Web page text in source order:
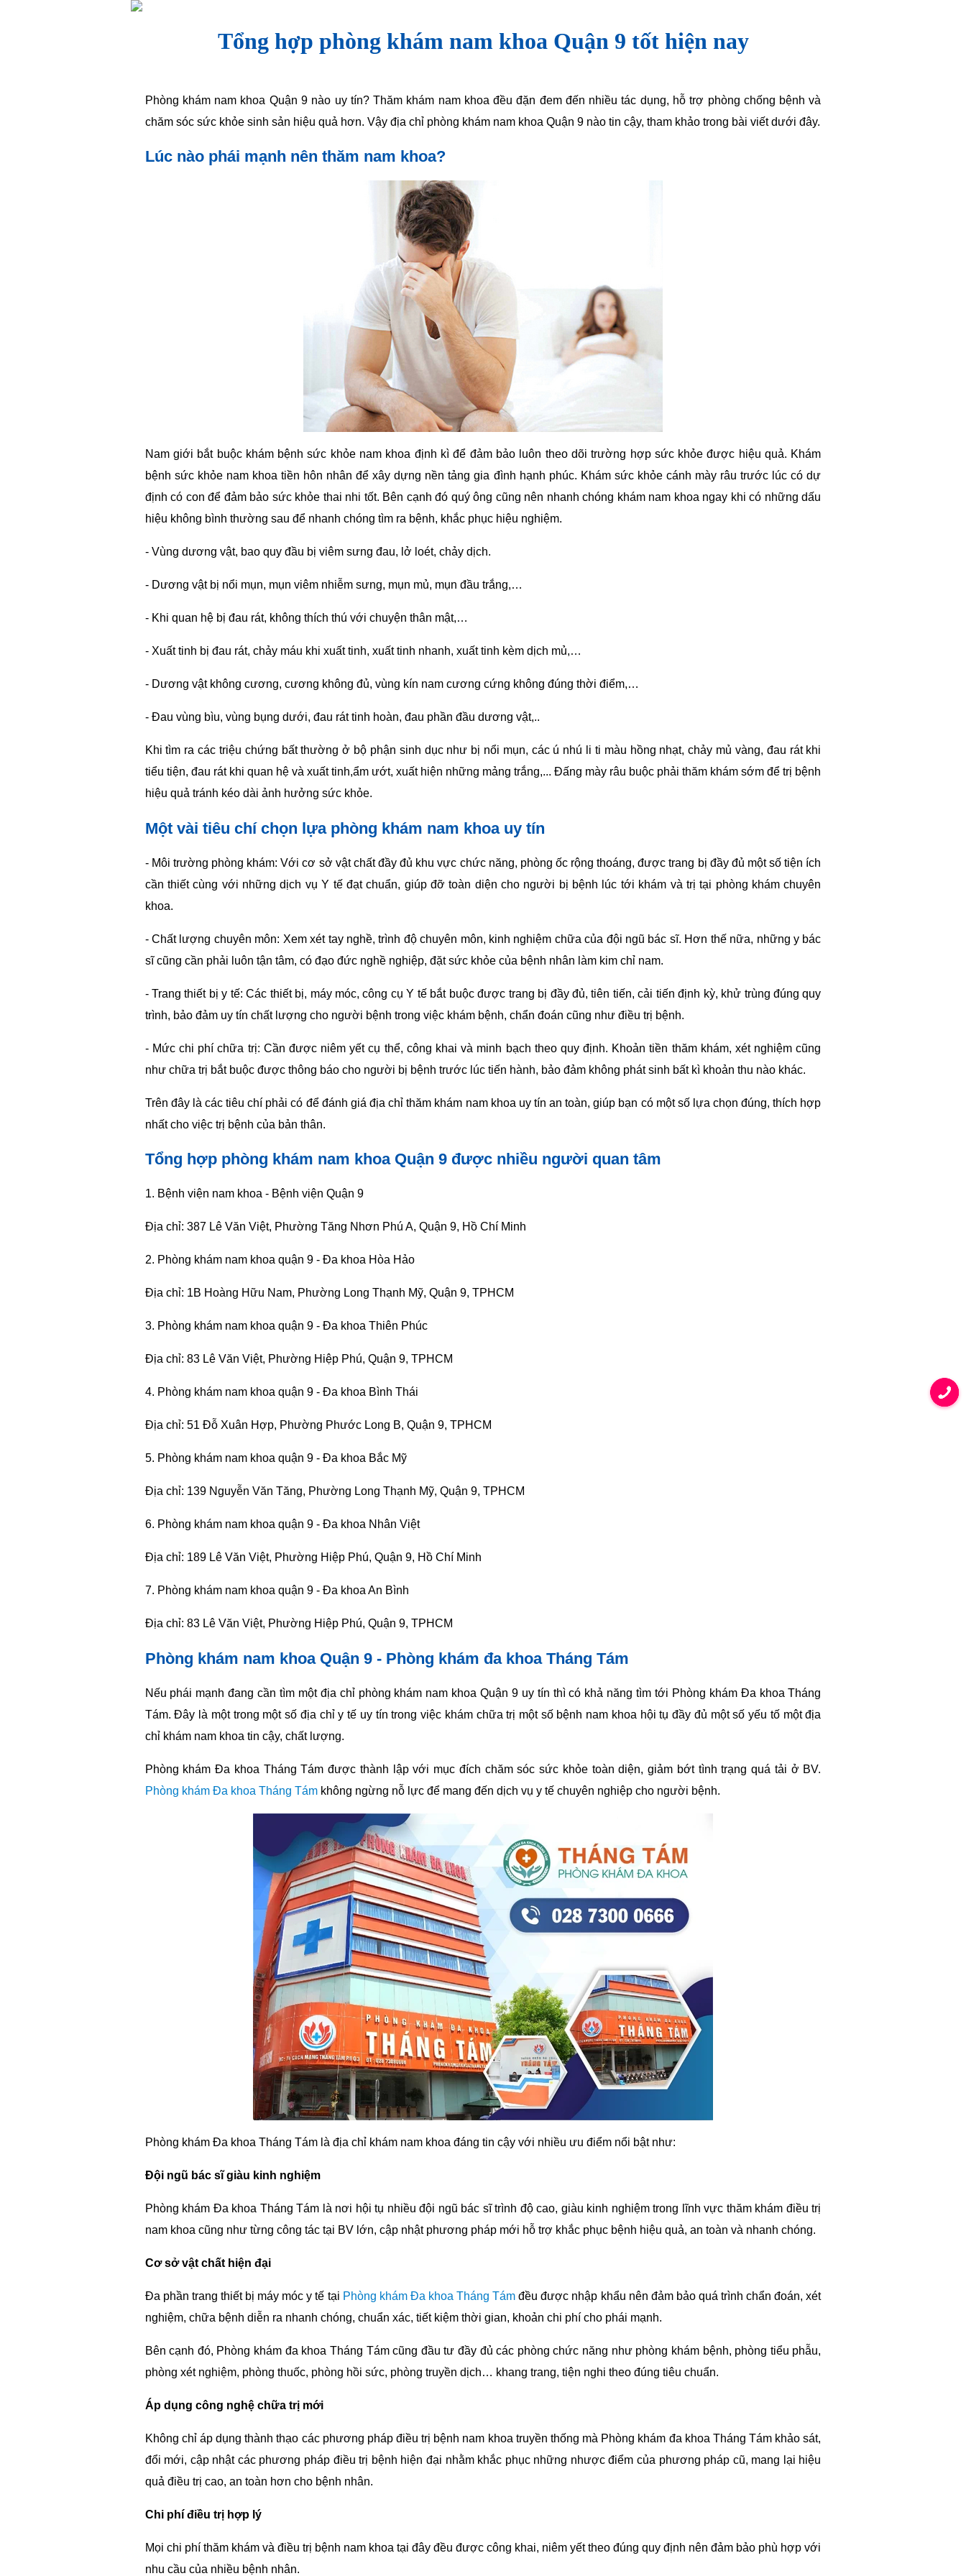
Tổng hợp phòng khám nam khoa Quận 9 tốt hiện nay
Phòng khám nam khoa Quận 9 nào uy tín? Thăm khám nam khoa đều đặn đem đến nhiều tác dụng, hỗ trợ phòng chống bệnh và
chăm sóc sức khỏe sinh sản hiệu quả hơn. Vậy địa chỉ phòng khám nam khoa Quận 9 nào tin cậy, tham khảo trong bài viết dưới đây.
Lúc nào phái mạnh nên thăm nam khoa?
Nam giới bắt buộc khám bệnh sức khỏe nam khoa định kì để đảm bảo luôn theo dõi trường hợp sức khỏe được hiệu quả. Khám
bệnh sức khỏe nam khoa tiền hôn nhân để xây dựng nền tảng gia đình hạnh phúc. Khám sức khỏe cánh mày râu trước lúc có dự
định có con để đảm bảo sức khỏe thai nhi tốt. Bên cạnh đó quý ông cũng nên nhanh chóng khám nam khoa ngay khi có những dấu
hiệu không bình thường sau để nhanh chóng tìm ra bệnh, khắc phục hiệu nghiệm.
- Vùng dương vật, bao quy đầu bị viêm sưng đau, lở loét, chảy dịch.
- Dương vật bị nổi mụn, mụn viêm nhiễm sưng, mụn mủ, mụn đầu trắng,…
- Khi quan hệ bị đau rát, không thích thú với chuyện thân mật,…
- Xuất tinh bị đau rát, chảy máu khi xuất tinh, xuất tinh nhanh, xuất tinh kèm dịch mủ,…
- Dương vật không cương, cương không đủ, vùng kín nam cương cứng không đúng thời điểm,…
- Đau vùng bìu, vùng bụng dưới, đau rát tinh hoàn, đau phần đầu dương vật,..
Khi tìm ra các triệu chứng bất thường ở bộ phận sinh dục như bị nổi mụn, các ú nhú li ti màu hồng nhạt, chảy mủ vàng, đau rát khi
tiểu tiện, đau rát khi quan hệ và xuất tinh,ẩm ướt, xuất hiện những mảng trắng,... Đấng mày râu buộc phải thăm khám sớm để trị bệnh
hiệu quả tránh kéo dài ảnh hưởng sức khỏe.
Một vài tiêu chí chọn lựa phòng khám nam khoa uy tín
- Môi trường phòng khám: Với cơ sở vật chất đầy đủ khu vực chức năng, phòng ốc rộng thoáng, được trang bị đầy đủ một số tiện ích
cần thiết cùng với những dịch vụ Y tế đạt chuẩn, giúp đỡ toàn diện cho người bị bệnh lúc tới khám và trị tại phòng khám chuyên
khoa.
- Chất lượng chuyên môn: Xem xét tay nghề, trình độ chuyên môn, kinh nghiệm chữa của đội ngũ bác sĩ. Hơn thế nữa, những y bác
sĩ cũng cần phải luôn tận tâm, có đạo đức nghề nghiệp, đặt sức khỏe của bệnh nhân làm kim chỉ nam.
- Trang thiết bị y tế: Các thiết bị, máy móc, công cụ Y tế bắt buộc được trang bị đầy đủ, tiên tiến, cải tiến định kỳ, khử trùng đúng quy
trình, bảo đảm uy tín chất lượng cho người bệnh trong việc khám bệnh, chẩn đoán cũng như điều trị bệnh.
- Mức chi phí chữa trị: Cần được niêm yết cụ thể, công khai và minh bạch theo quy định. Khoản tiền thăm khám, xét nghiệm cũng
như chữa trị bắt buộc được thông báo cho người bị bệnh trước lúc tiến hành, bảo đảm không phát sinh bất kì khoản thu nào khác.
Trên đây là các tiêu chí phải có để đánh giá địa chỉ thăm khám nam khoa uy tín an toàn, giúp bạn có một số lựa chọn đúng, thích hợp
nhất cho việc trị bệnh của bản thân.
Tổng hợp phòng khám nam khoa Quận 9 được nhiều người quan tâm
1. Bệnh viện nam khoa - Bệnh viện Quận 9
Địa chỉ: 387 Lê Văn Việt, Phường Tăng Nhơn Phú A, Quận 9, Hồ Chí Minh
2. Phòng khám nam khoa quận 9 - Đa khoa Hòa Hảo
Địa chỉ: 1B Hoàng Hữu Nam, Phường Long Thạnh Mỹ, Quận 9, TPHCM
3. Phòng khám nam khoa quận 9 - Đa khoa Thiên Phúc
Địa chỉ: 83 Lê Văn Việt, Phường Hiệp Phú, Quận 9, TPHCM
4. Phòng khám nam khoa quận 9 - Đa khoa Bình Thái
Địa chỉ: 51 Đỗ Xuân Hợp, Phường Phước Long B, Quận 9, TPHCM
5. Phòng khám nam khoa quận 9 - Đa khoa Bắc Mỹ
Địa chỉ: 139 Nguyễn Văn Tăng, Phường Long Thạnh Mỹ, Quận 9, TPHCM
6. Phòng khám nam khoa quận 9 - Đa khoa Nhân Việt
Địa chỉ: 189 Lê Văn Việt, Phường Hiệp Phú, Quận 9, Hồ Chí Minh
7. Phòng khám nam khoa quận 9 - Đa khoa An Bình
Địa chỉ: 83 Lê Văn Việt, Phường Hiệp Phú, Quận 9, TPHCM
Phòng khám nam khoa Quận 9 - Phòng khám đa khoa Tháng Tám
Nếu phái mạnh đang cần tìm một địa chỉ phòng khám nam khoa Quận 9 uy tín thì có khả năng tìm tới Phòng khám Đa khoa Tháng
Tám. Đây là một trong một số địa chỉ y tế uy tín trong việc khám chữa trị một số bệnh nam khoa hội tụ đầy đủ một số yếu tố một địa
chỉ khám nam khoa tin cậy, chất lượng.
Phòng khám Đa khoa Tháng Tám được thành lập với mục đích chăm sóc sức khỏe toàn diện, giảm bớt tình trạng quá tải ở BV.
Phòng khám Đa khoa Tháng Támkhông ngừng nỗ lực để mang đến dịch vụ y tế chuyên nghiệp cho người bệnh.
Phòng khám Đa khoa Tháng Tám là địa chỉ khám nam khoa đáng tin cậy với nhiều ưu điểm nổi bật như:
Đội ngũ bác sĩ giàu kinh nghiệm
Phòng khám Đa khoa Tháng Tám là nơi hội tụ nhiều đội ngũ bác sĩ trình độ cao, giàu kinh nghiệm trong lĩnh vực thăm khám điều trị
nam khoa cũng như từng công tác tại BV lớn, cập nhật phương pháp mới hỗ trợ khắc phục bệnh hiệu quả, an toàn và nhanh chóng.
Cơ sở vật chất hiện đại
Đa phần trang thiết bị máy móc y tế tại Phòng khám Đa khoa Tháng Tám đều được nhập khẩu nên đảm bảo quá trình chẩn đoán, xét
nghiệm, chữa bệnh diễn ra nhanh chóng, chuẩn xác, tiết kiệm thời gian, khoản chi phí cho phái mạnh.
Bên cạnh đó, Phòng khám đa khoa Tháng Tám cũng đầu tư đầy đủ các phòng chức năng như phòng khám bệnh, phòng tiểu phẫu,
phòng xét nghiệm, phòng thuốc, phòng hồi sức, phòng truyền dịch… khang trang, tiện nghi theo đúng tiêu chuẩn.
Áp dụng công nghệ chữa trị mới
Không chỉ áp dụng thành thạo các phương pháp điều trị bệnh nam khoa truyền thống mà Phòng khám đa khoa Tháng Tám khảo sát,
đổi mới, cập nhật các phương pháp điều trị bệnh hiện đại nhằm khắc phục những nhược điểm của phương pháp cũ, mang lại hiệu
quả điều trị cao, an toàn hơn cho bệnh nhân.
Chi phí điều trị hợp lý
Mọi chi phí thăm khám và điều trị bệnh nam khoa tại đây đều được công khai, niêm yết theo đúng quy định nên đảm bảo phù hợp với
nhu cầu của nhiều bệnh nhân.